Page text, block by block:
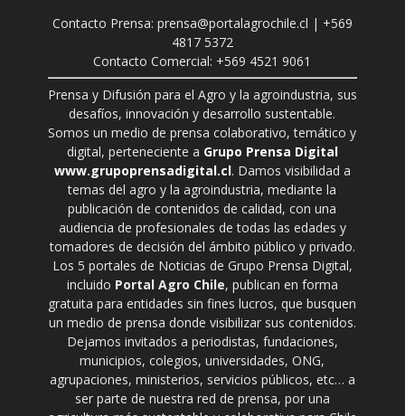
Contacto Prensa: prensa@portalagrochile.cl | +569
4817 5372
Contacto Comercial: +569 4521 9061
Prensa y Difusión para el Agro y la agroindustria, sus
desafíos, innovación y desarrollo sustentable.
Somos un medio de prensa colaborativo, temático y
digital, perteneciente a Grupo Prensa Digital
www.grupoprensadigital.cl. Damos visibilidad a
temas del agro y la agroindustria, mediante la
publicación de contenidos de calidad, con una
audiencia de profesionales de todas las edades y
tomadores de decisión del ámbito público y privado.
Los 5 portales de Noticias de Grupo Prensa Digital,
incluido Portal Agro Chile, publican en forma
gratuita para entidades sin fines lucros, que busquen
un medio de prensa donde visibilizar sus contenidos.
Dejamos invitados a periodistas, fundaciones,
municipios, colegios, universidades, ONG,
agrupaciones, ministerios, servicios públicos, etc… a
ser parte de nuestra red de prensa, por una